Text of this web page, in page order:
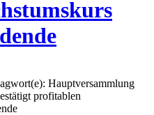
Hauptversammlung
profitablen